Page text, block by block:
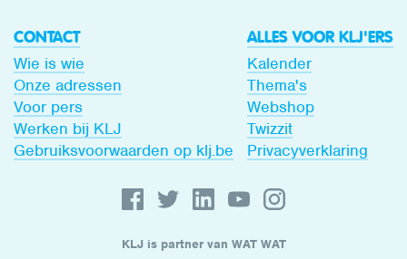
CONTACT
Wie is wie
Onze adressen
Voor pers
Werken bij KLJ
Gebruiksvoorwaarden op klj.be
ALLES VOOR KLJ'ERS
Kalender
Thema's
Webshop
Twizzit
Privacyverklaring
KLJ is partner van WAT WAT